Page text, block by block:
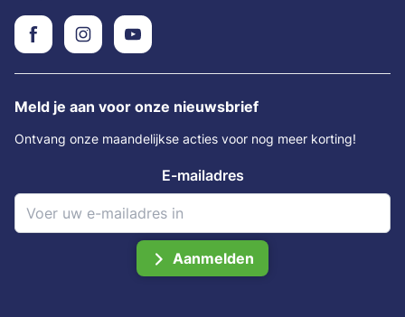
Meld je aan voor onze nieuwsbrief
Ontvang onze maandelijkse acties voor nog meer korting!
E-mailadres
Aanmelden